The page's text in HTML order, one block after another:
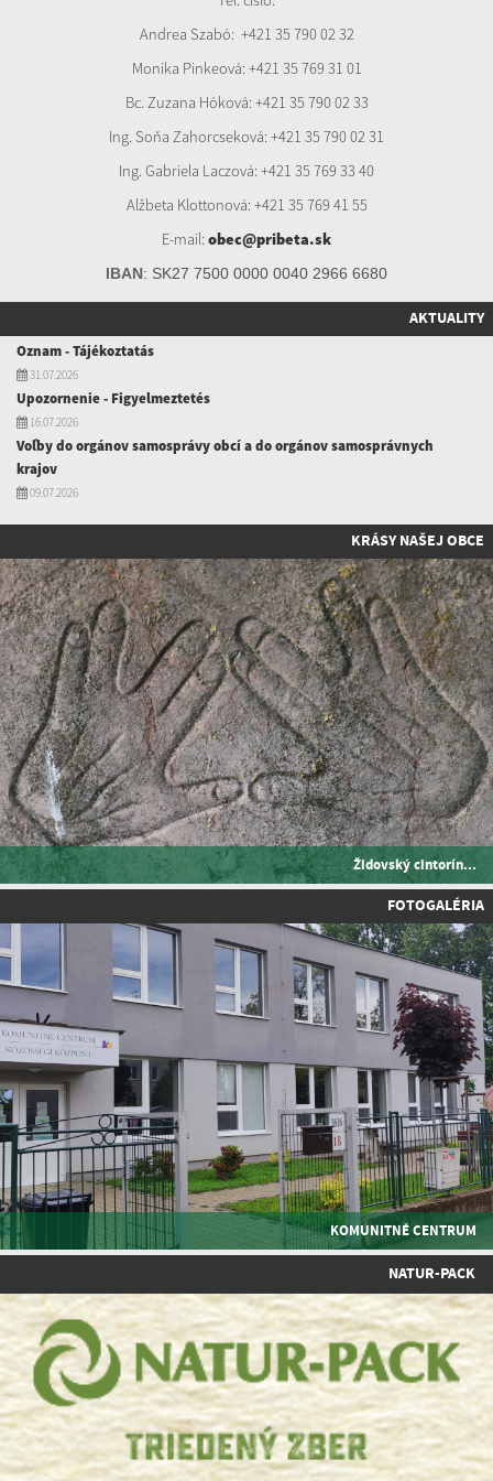
Andrea Szabó: +421 35 790 02 32
Monika Pinkeová: +421 35 769 31 01
Bc. Zuzana Hóková: +421 35 790 02 33
Ing. Soňa Zahorcseková: +421 35 790 02 31
Ing. Gabriela Laczová: +421 35 769 33 40
Alžbeta Klottonová: +421 35 769 41 55
E-mail: obec@pribeta.sk
IBAN: SK27 7500 0000 0040 2966 6680
AKTUALITY
Oznam - Tájékoztatás
31.07.2026
Upozornenie - Figyelmeztetés
16.07.2026
Voľby do orgánov samosprávy obcí a do orgánov samosprávnych
krajov
09.07.2026
KRÁSY NAŠEJ OBCE
Židovský cintorín...
FOTOGALÉRIA
KOMUNITNÉ CENTRUM
NATUR-PACK